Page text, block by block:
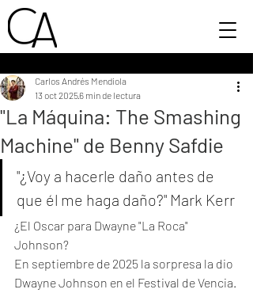
"La Máquina: The Smashing
Machine" de Benny Safdie
Carlos Andrés Mendiola
13 oct 20256 min de lectura
"¿Voy a hacerle daño antes de
que él me haga daño?" Mark Kerr
¿El Oscar para Dwayne "La Roca"
Johnson?
En septiembre de 2025 la sorpresa la dio
Dwayne Johnson en el Festival de Vencia.